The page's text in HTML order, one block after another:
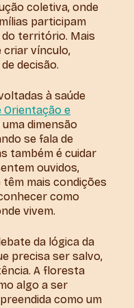
coletiva, onde
participam
território. Mais
criar vínculo,
decisão.
à saúde
Orientação e
dimensão
se fala de
também é cuidar
ouvidos,
mais condições
como
vivem.
da lógica da
precisa ser salvo,
A floresta
algo a ser
como um